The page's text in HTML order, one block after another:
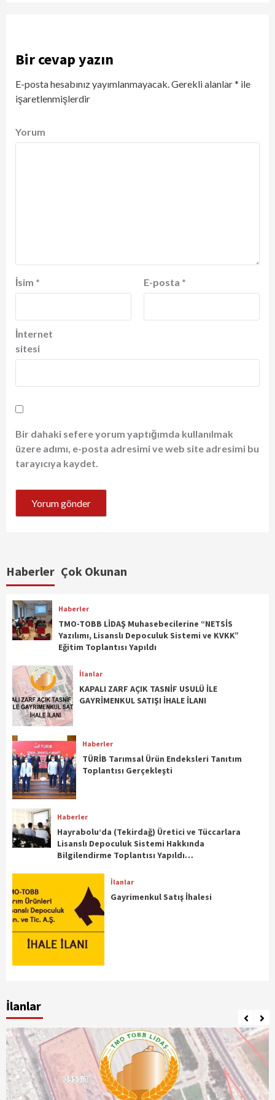
Bir cevap yazın
E-posta hesabınız yayımlanmayacak.Gerekli alanlar* ile
işaretlenmişlerdir
Yorum
İsim * E-posta *
İnternet
sitesi
Bir dahaki sefere yorum yaptığımda kullanılmak
üzere adımı, e-posta adresimi ve web site adresimi bu
tarayıcıya kaydet.
Haberler Çok Okunan
Haberler
TMO-TOBB LİDAŞ Muhasebecilerine “NETSİS
Yazılımı, Lisanslı Depoculuk Sistemi ve KVKK”
Eğitim Toplantısı Yapıldı
İlanlar
KAPALI ZARF AÇIK TASNİF USULÜ İLE
GAYRİMENKUL SATIŞI İHALE İLANI
Haberler
TÜRİB Tarımsal Ürün Endeksleri Tanıtım
Toplantısı Gerçekleşti
Haberler
Hayrabolu’da (Tekirdağ) Üretici ve Tüccarlara
Lisanslı Depoculuk Sistemi Hakkında
Bilgilendirme Toplantısı Yapıldı…
İlanlar
Gayrimenkul Satış İhalesi
İlanlar